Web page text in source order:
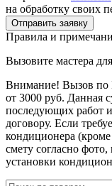
на обработку своих
Отправить заявку
Правила и
Вызовите мастера
Внимание! Вызов по
от 3000 руб. Данная
последующих работ и
договору. Если
кондиционера
смету согласно
установки